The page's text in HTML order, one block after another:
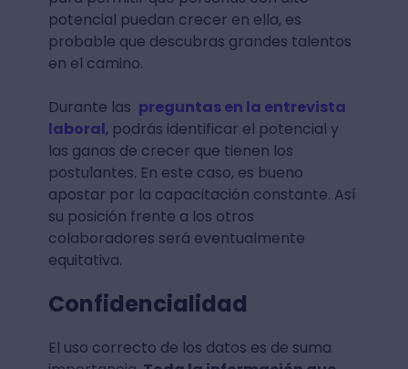
potencial puedan crecer en ella, es
probable que descubras grandes talentos
en el camino.
Durante las preguntas en la entrevista
laboral, podrás identificar el potencial y
las ganas de crecer que tienen los
postulantes. En este caso, es bueno
apostar por la capacitación constante. Así
su posición frente a los otros
colaboradores será eventualmente
equitativa.
Confidencialidad
El uso correcto de los datos es de suma